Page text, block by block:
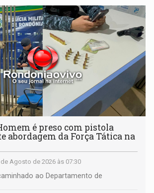
é preso com pistola
abordagem da Força Tática na
de Agosto de 2026 às 07:30
ao Departamento de